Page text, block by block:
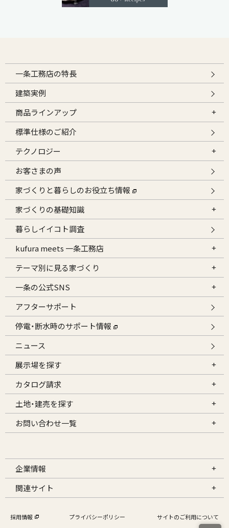
一条工務店の特長
建築実例
商品ラインアップ
標準仕様のご紹介
テクノロジー
お客さまの声
家づくりと暮らしのお役立ち情報
家づくりの基礎知識
暮らしイイコト調査
kufura meets 一条工務店
テーマ別に見る家づくり
一条の公式SNS
アフターサポート
停電・断水時のサポート情報
ニュース
展示場を探す
カタログ請求
土地・建売を探す
お問い合わせ一覧
企業情報
関連サイト
採用情報 プライバシーポリシー サイトのご利用について